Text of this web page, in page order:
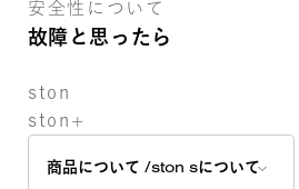
安全性について
故障と思ったら
ston
ston+
商品について /ston sについて